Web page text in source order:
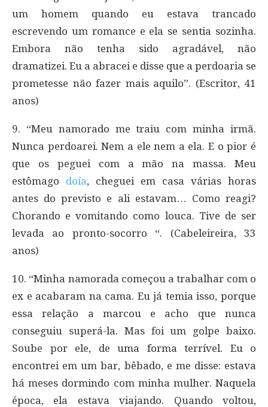
um homem quando eu estava trancado
escrevendo um romance e ela se sentia sozinha.
Embora não tenha sido agradável, não
dramatizei. Eu a abracei e disse que a perdoaria se
prometesse não fazer mais aquilo”. (Escritor, 41
anos)
9. “Meu namorado me traiu com minha irmã.
Nunca perdoarei. Nem a ele nem a ela. E o pior é
que os peguei com a mão na massa. Meu
estômago doía, cheguei em casa várias horas
antes do previsto e ali estavam… Como reagi?
Chorando e vomitando como louca. Tive de ser
levada ao pronto-socorro “. (Cabeleireira, 33
anos)
10. “Minha namorada começou a trabalhar com o
ex e acabaram na cama. Eu já temia isso, porque
essa relação a marcou e acho que nunca
conseguiu superá-la. Mas foi um golpe baixo.
Soube por ele, de uma forma terrível. Eu o
encontrei em um bar, bêbado, e me disse: estava
há meses dormindo com minha mulher. Naquela
época, ela estava viajando. Quando voltou,